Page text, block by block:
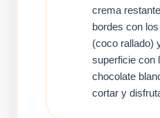
crema
bordes con
(coco rallado)
superficie con
chocolate
cortar y